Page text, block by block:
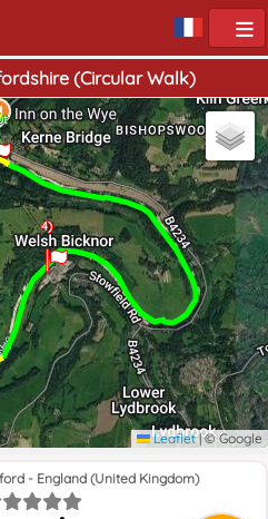
(Circular Walk)
4)
Leaflet |© Google
- England (United Kingdom)